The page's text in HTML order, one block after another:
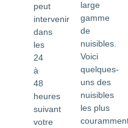
peut
intervenir
dans
les
24
à
48
heures
suivant
votre
large
gamme
de
nuisibles.
Voici
quelques-
uns des
nuisibles
les plus